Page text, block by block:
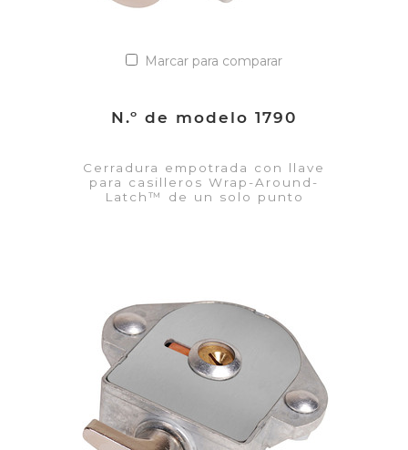
Marcar para comparar
N.º de modelo 1790
Cerradura empotrada con llave
para casilleros Wrap-Around-
Latch™ de un solo punto
VER DETALLES
Añadir a la lista de cotización